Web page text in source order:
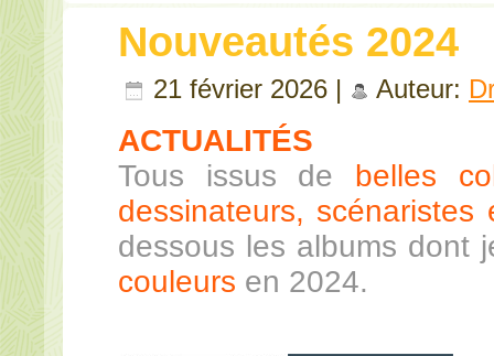
Nouveautés 2024
21 février 2026 | Auteur:
ACTUALITÉS
Tous issus de belles
dessinateurs, scénaristes
dessous les albums dont
couleurs en 2024.